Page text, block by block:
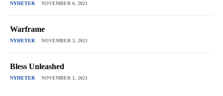
NYHETER NOVEMBER 6, 2021
Warframe
NYHETER NOVEMBER 3, 2021
Bless Unleashed
NYHETER NOVEMBER 1, 2021